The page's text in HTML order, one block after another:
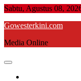
Skip
content
Sabtu, Agustus 08,
Gowesterkini.com
Media Online